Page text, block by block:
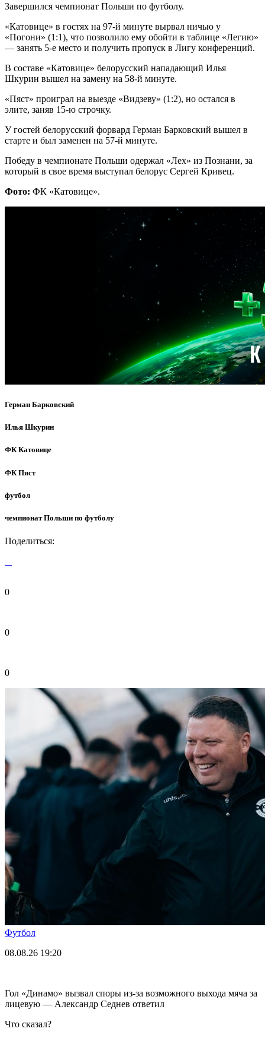
Завершился чемпионат Польши по футболу.
«Катовице» в гостях на 97-й минуте вырвал ничью у
«Погони» (1:1), что позволило ему обойти в таблице «Легию»
— занять 5-е место и получить пропуск в Лигу конференций.
В составе «Катовице» белорусский нападающий Илья
Шкурин вышел на замену на 58-й минуте.
«Пяст» проиграл на выезде «Видзеву» (1:2), но остался в
элите, заняв 15-ю строчку.
У гостей белорусский форвард Герман Барковский вышел в
старте и был заменен на 57-й минуте.
Победу в чемпионате Польши одержал «Лех» из Познани, за
который в свое время выступал белорус Сергей Кривец.
Фото: ФК «Катовице».
Герман Барковский
Илья Шкурин
ФК Катовице
ФК Пяст
футбол
чемпионат Польши по футболу
Поделиться:
0
0
0
Футбол
08.08.26 19:20
Гол «Динамо» вызвал споры из-за возможного выхода мяча за
лицевую — Александр Седнев ответил
Что сказал?